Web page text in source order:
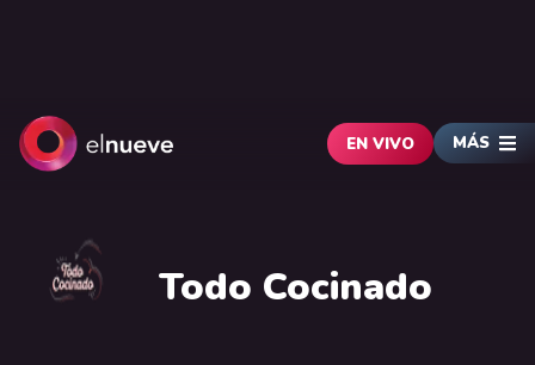
EN VIVO MÁS
Todo Cocinado